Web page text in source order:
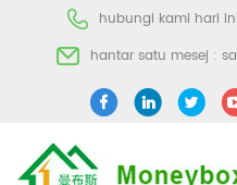
hubungi kami hari
hantar satu mesej :